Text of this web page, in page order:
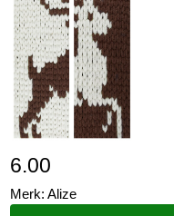
6.00
Merk: Alize